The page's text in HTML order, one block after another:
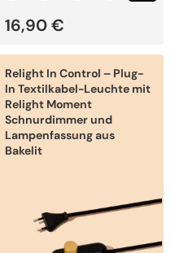
16,90€
Relight In Control – Plug-
In Textilkabel-Leuchte mit
Relight Moment
Schnurdimmer und
Lampenfassung aus
Bakelit
Produkt
weist
mehrere
Varianten
auf.
Die
Optionen
gewählt